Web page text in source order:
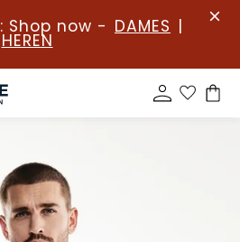
: Shop now - DAMES |
HEREN